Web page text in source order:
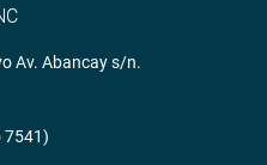
Av. Abancay s/n.
7541)